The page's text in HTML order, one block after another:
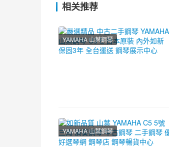
相关推荐
YAMAHA 山葉鋼琴
YAMAHA 山葉鋼琴